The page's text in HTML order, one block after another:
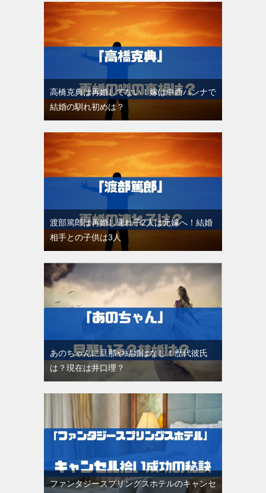
高橋克典は再婚してない！嫁は中西ハンナで
結婚の馴れ初めは？
渡部篤郎は再婚し連れ子2人は元嫁へ！結婚
相手との子供は3人
あのちゃんに旦那や結婚はなし！歴代彼氏
は？現在は井口理？
ファンタジースプリングスホテルのキャンセ